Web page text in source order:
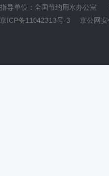
指导单位：全国节约用水办公室
京ICP备11042313号-3
京公网